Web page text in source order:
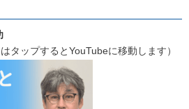
タップするとYouTubeに移動します）